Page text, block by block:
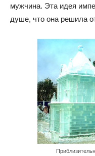
мужчина. Эта идея
душе, что она решила